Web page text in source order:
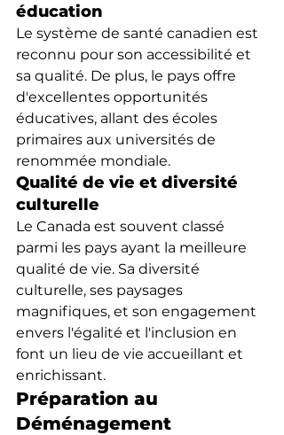
éducation
Le système de santé canadien est
reconnu pour son accessibilité et
sa qualité. De plus, le pays offre
d'excellentes opportunités
éducatives, allant des écoles
primaires aux universités de
renommée mondiale.
Qualité de vie et diversité
culturelle
Le Canada est souvent classé
parmi les pays ayant la meilleure
qualité de vie. Sa diversité
culturelle, ses paysages
magnifiques, et son engagement
envers l'égalité et l'inclusion en
font un lieu de vie accueillant et
enrichissant.
Préparation au
Déménagement